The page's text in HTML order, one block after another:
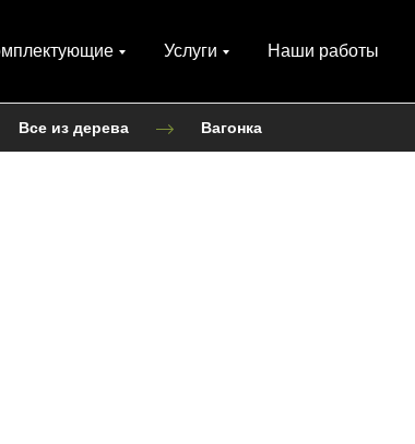
Услуги Наши работы
Все из дерева Вагонка